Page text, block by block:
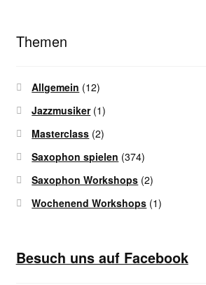
Themen
Allgemein (12)
Jazzmusiker(1)
Masterclass (2)
Saxophon spielen (374)
Saxophon Workshops (2)
Wochenend Workshops (1)
Besuch uns auf Facebook